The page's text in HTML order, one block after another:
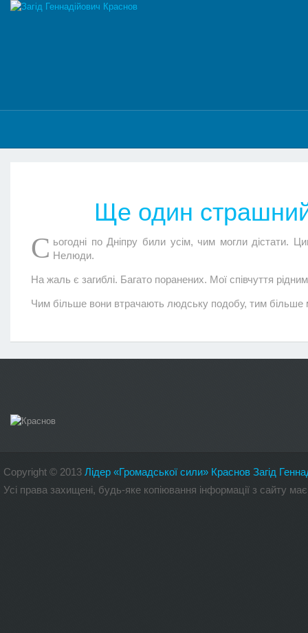
Ще один
С ьогодні по Дніпру били усім, чим могли дістати.
Нелюди.
На жаль є загиблі. Багато поранених. Мої співчуття
Чим більше вони втрачають людську подобу, тим
Copyright © 2013 Лідер «Громадської сили» Краснов Загід
Усі права захищені, будь-яке копіювання інформації з сайту